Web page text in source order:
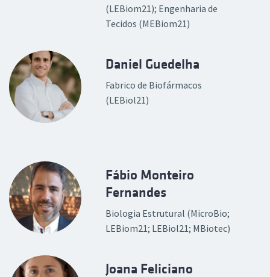
(LEBiom21); Engenharia de
Tecidos (MEBiom21)
Daniel Guedelha
Fabrico de Biofármacos
(LEBiol21)
Fábio Monteiro
Fernandes
Biologia Estrutural (MicroBio;
LEBiom21; LEBiol21; MBiotec)
Joana Feliciano